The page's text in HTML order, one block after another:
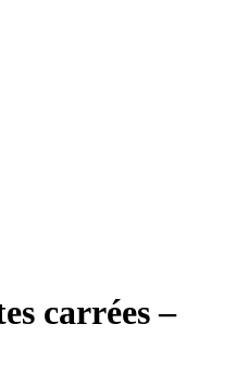
carrées –